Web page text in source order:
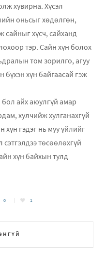
хувирна. Хүсэл
оньсыг хөдөлгөн,
сайныг хүсч, сайханд
тэр. Сайн хүн болох
том зорилго, агуу
бүхэн хүн байгаасай гэж
бол айх аюулгүй амар
хулчийж хулганахгүй
хүн гэдэг нь муу үйлийг
төсөөлөхгүй
хүн байхын тулд
0 1